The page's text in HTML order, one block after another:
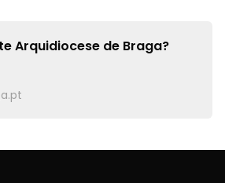
Arquidiocese de Braga?